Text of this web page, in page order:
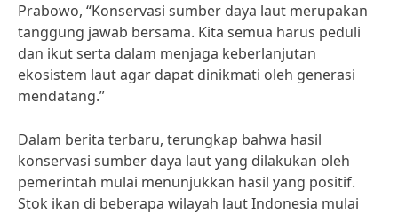
Prabowo, “Konservasi sumber daya laut merupakan
tanggung jawab bersama. Kita semua harus peduli
dan ikut serta dalam menjaga keberlanjutan
ekosistem laut agar dapat dinikmati oleh generasi
mendatang.”
Dalam berita terbaru, terungkap bahwa hasil
konservasi sumber daya laut yang dilakukan oleh
pemerintah mulai menunjukkan hasil yang positif.
Stok ikan di beberapa wilayah laut Indonesia mulai